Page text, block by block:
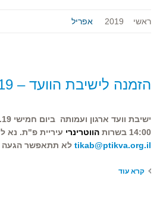
ראשי 2019 אפריל
הזמנה לישיבת הוועד – 16.5.19
14:00 בשרות
הווטרינרי עיריית פ"ת. נא
tikab@ptikva.org.il לא תתאפשר הגעה
קרא עוד